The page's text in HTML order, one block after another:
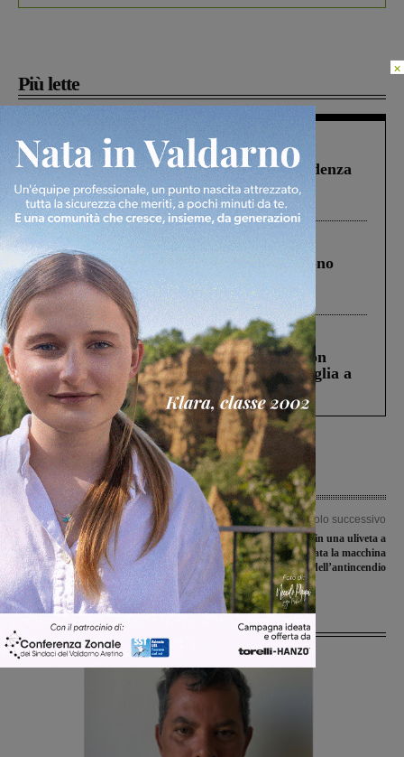
Più lette
Figline Incisa Valdarno 1 Agosto 2026
Piscina di Figline finanziata oltre la scadenza
Pnrr, il gruppo di Fratelli d’Italia: “Un
ringraziamento al Governo”
Cronaca 4 Agosto 2026
Un anno fa la strage in A1 in cui morirono
Gianni, Giulia e Franco. Lo schianto, il
processo, lo stop ai sorpassi fra tir....
Cronaca 3 Agosto 2026
Scomparso da una struttura di Castiglion
Fiorentino l’uomo che aveva ucciso la figlia a
Levane nel 2020
Articolo precedente
Cavriglia, Ospedale di Comunità:
sopralluogo del Presidente della
Regione
Articolo successivo
Reggello: incendio in una uliveta a
Fano. Mobilitata la macchina
dell’antincendio
Ultime Notizie
×